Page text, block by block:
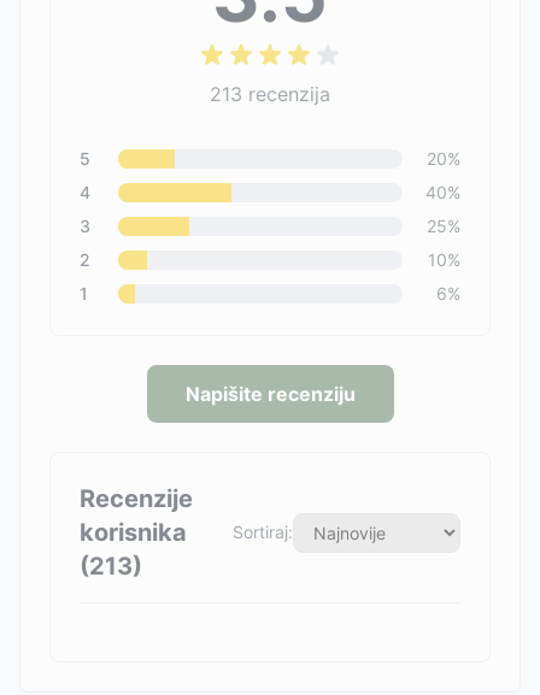
213 recenzija
5 20%
4
40%
3
25%
2
10%
1
6%
Napišite recenziju
Recenzije
korisnika
(213)
Sortiraj: